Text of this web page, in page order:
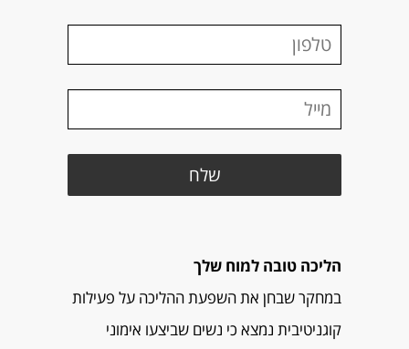
הליכה טובה למוח שלך
במחקר שבחן את השפעת ההליכה על פעילות
קוגניטיבית נמצא כי נשים שביצעו אימוני